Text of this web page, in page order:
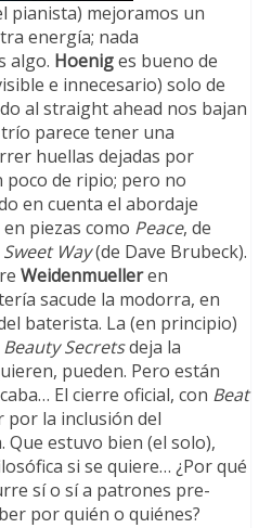
pianista) mejoramos un
energía; nada
algo. Hoeniges bueno de
e innecesario) solo de
al straight ahead nos bajan
parece tener una
huellas dejadas por
poco de ripio; pero no
en cuenta el abordaje
piezas como Peace, de
Way(de Dave Brubeck).
Weidenmuelleren
sacude la modorra, en
baterista. La (en principio)
Beauty Secretsdeja la
pueden. Pero están
El cierre oficial, con Beat
por la inclusión del
Que estuvo bien (el solo),
si se quiere… ¿Por qué
sí o sí a patrones pre-
por quién o quiénes?